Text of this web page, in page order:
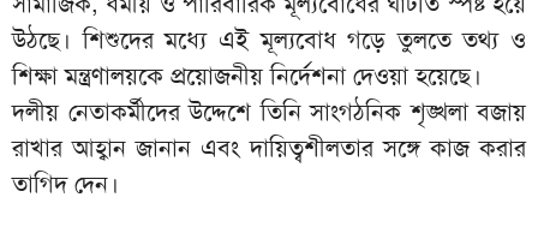
উঠছে। শিশুদের মধ্যে এই মূল্যবোধ গড়ে তুলতে তথ্য ও
শিক্ষা মন্ত্রণালয়কে প্রয়োজনীয় নির্দেশনা দেওয়া হয়েছে।
দলীয় নেতাকর্মীদের উদ্দেশে তিনি সাংগঠনিক শৃঙ্খলা বজায়
রাখার আহ্বান জানান এবং দায়িত্বশীলতার সঙ্গে কাজ করার
তাগিদ দেন।